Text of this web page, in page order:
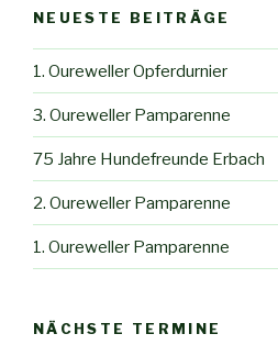
NEUESTE BEITRÄGE
1. Oureweller Opferdurnier
3. Oureweller Pamparenne
75 Jahre Hundefreunde Erbach
2. Oureweller Pamparenne
1. Oureweller Pamparenne
NÄCHSTE TERMINE